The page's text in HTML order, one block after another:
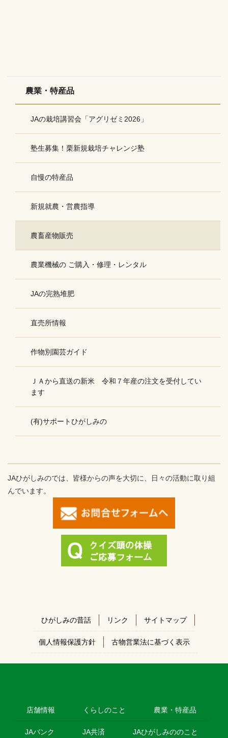
農業・特産品
JAの栽培講習会「アグリゼミ2026」
塾生募集！栗新規栽培チャレンジ塾
自慢の特産品
新規就農・営農指導
農畜産物販売
農業機械の ご購入・修理・レンタル
JAの完熟堆肥
直売所情報
作物別園芸ガイド
ＪＡから直送の新米 令和７年産の注文を受付してい
ます
(有)サポートひがしみの
JAひがしみのでは、皆様からの声を大切に、日々の活動に取り組
んでいます。
ひがしみの昔話 リンク サイトマップ
個人情報保護方針 古物営業法に基づく表示
店舗情報 くらしのこと 農業・特産品
JAバンク JA共済 JAひがしみののこと